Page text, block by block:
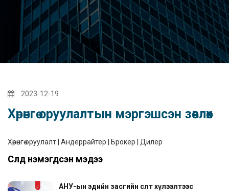
2023-12-19
Хөрөнгө оруулалтын мэргэшсэн зөвлөх
Хөрөнгө оруулалт | Андеррайтер | Брокер | Дилер
Сүүлд нэмэгдсэн мэдээ
АНУ-ын эдийн засгийн өсөлт хүлээлтээс